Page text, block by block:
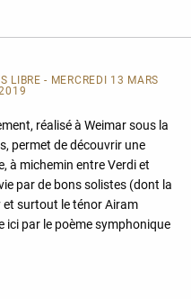
LIBRE - MERCREDI 13 MARS
réalisé à Weimar sous la
permet de découvrir une
à michemin entre Verdi et
par de bons solistes (dont la
surtout le ténor Airam
ici par le poème symphonique